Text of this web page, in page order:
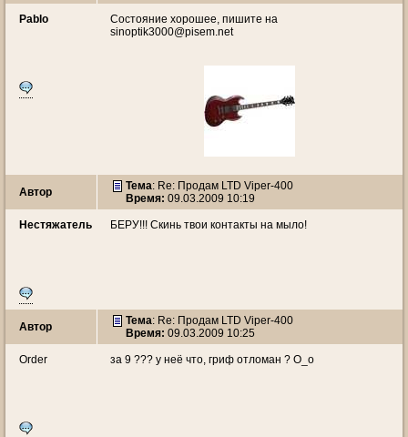
Pablo
Состояние хорошее, пишите на
sinoptik3000@pisem.net
Автор Тема: Re: Продам LTD Viper-400
Время: 09.03.2009 10:19
Нестяжатель БЕРУ!!! Скинь твои контакты на мыло!
Автор Тема: Re: Продам LTD Viper-400
Время: 09.03.2009 10:25
Order за 9 ??? у неё что, гриф отломан ? О_о